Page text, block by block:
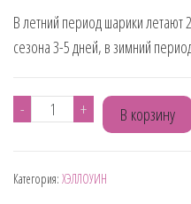
В летний период шарики летают
сезона 3-5 дней, в зимний
-
Количество
ТЫКВА
+ В корзину
Категория: ХЭЛЛОУИН